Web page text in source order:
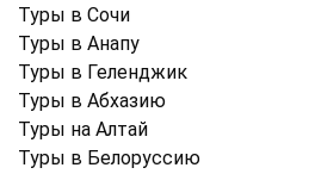
Туры в Cочи
Туры в Анапу
Туры в Геленджик
Туры в Абхазию
Туры на Алтай
Туры в Белоруссию